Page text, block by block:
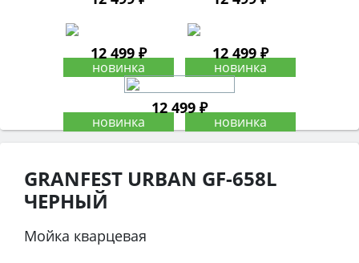
12 499 ₽ 12 499 ₽
12 499 ₽
GRANFEST URBAN GF-658L
ЧЕРНЫЙ
Мойка кварцевая